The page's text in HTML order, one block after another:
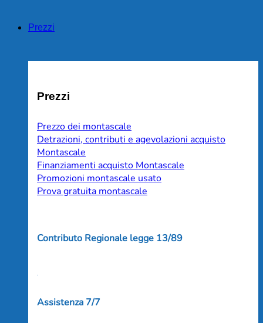
Prezzi
Prezzi
Prezzo dei montascale
Detrazioni, contributi e agevolazioni acquisto
Montascale
Finanziamenti acquisto Montascale
Promozioni montascale usato
Prova gratuita montascale
Contributo Regionale legge 13/89
Assistenza 7/7